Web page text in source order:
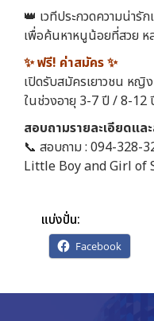
👑 เวทีประกวดความน่ารั
เพื่อค้นหาหนูน้อยที่สวย ห
✨ ฟรี! ค่าสมัคร ✨
เปิดรับสมัครเยาวชน หญิง
ในช่วงอายุ 3-7 ปี / 8-12
สอบถามรายละเอียดแล
📞 สอบถาม : 094-328-
Little Boy and Girl of
แบ่งปั่น:
Facebook